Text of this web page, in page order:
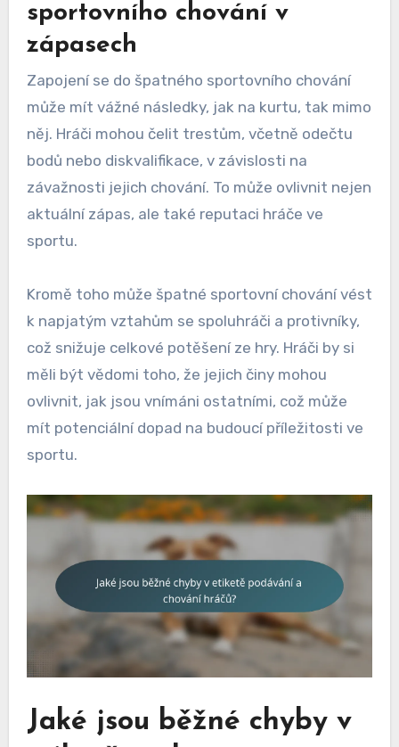
sportovního chování v
zápasech
Zapojení se do špatného sportovního chování
může mít vážné následky, jak na kurtu, tak mimo
něj. Hráči mohou čelit trestům, včetně odečtu
bodů nebo diskvalifikace, v závislosti na
závažnosti jejich chování. To může ovlivnit nejen
aktuální zápas, ale také reputaci hráče ve
sportu.
Kromě toho může špatné sportovní chování vést
k napjatým vztahům se spoluhráči a protivníky,
což snižuje celkové potěšení ze hry. Hráči by si
měli být vědomi toho, že jejich činy mohou
ovlivnit, jak jsou vnímáni ostatními, což může
mít potenciální dopad na budoucí příležitosti ve
sportu.
Jaké jsou běžné chyby v